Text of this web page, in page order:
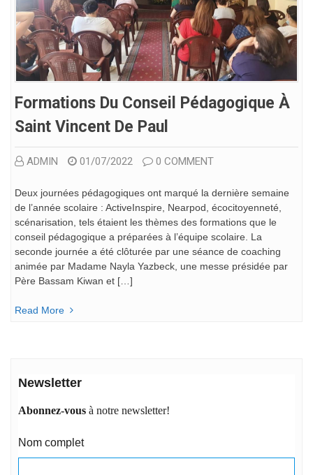
Formations Du Conseil Pédagogique À
Saint Vincent De Paul
ADMIN 01/07/2022 0 COMMENT
Deux journées pédagogiques ont marqué la dernière semaine
de l’année scolaire : ActiveInspire, Nearpod, écocitoyenneté,
scénarisation, tels étaient les thèmes des formations que le
conseil pédagogique a préparées à l’équipe scolaire. La
seconde journée a été clôturée par une séance de coaching
animée par Madame Nayla Yazbeck, une messe présidée par
Père Bassam Kiwan et […]
Read More
Newsletter
Abonnez-vous à notre newsletter!
Nom complet